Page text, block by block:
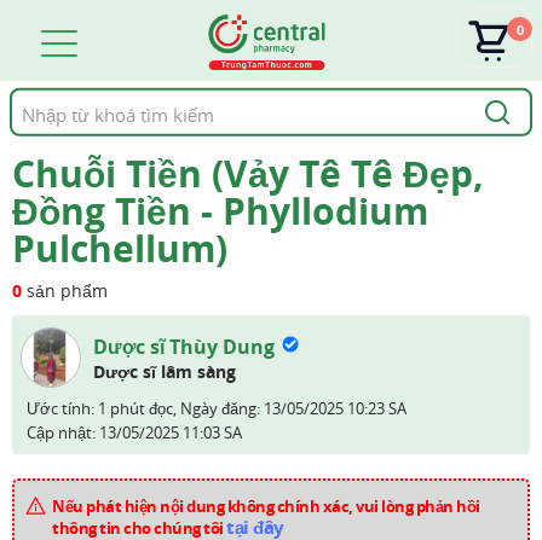
Tìm
kiếm
0
Chuỗi Tiền (Vảy Tê Tê Đẹp,
Đồng Tiền - Phyllodium
Pulchellum)
0 sản phẩm
Dược sĩ Thùy Dung
Dược sĩ lâm sàng
Ước tính: 1 phút đọc, Ngày đăng: 13/05/2025 10:23 SA
Cập nhật: 13/05/2025 11:03 SA
Nếu phát hiện nội dung không chính xác, vui lòng phản hồi
thông tin cho chúng tôitại đây